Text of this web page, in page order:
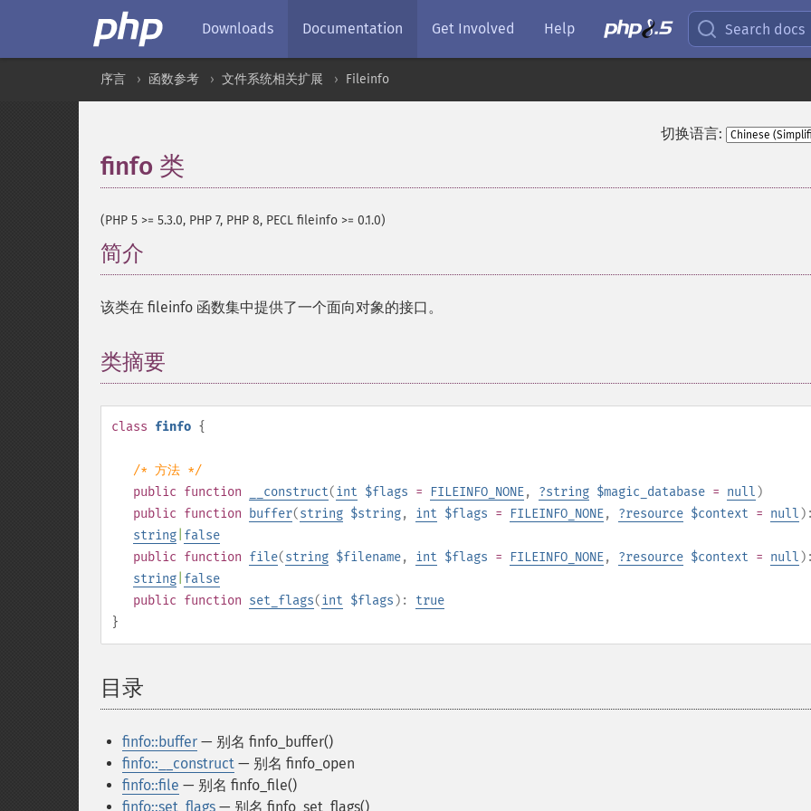
Downloads Documentation Get Involved Help Search docs
序言 函数参考 文件系统相关扩展 Fileinfo
切换语言:
finfo 类
(PHP 5 >= 5.3.0, PHP 7, PHP 8, PECL fileinfo >= 0.1.0)
简介
该类在 fileinfo 函数集中提供了一个面向对象的接口。
类摘要
class finfo {
/* 方法 */
public function __construct(int $flags = FILEINFO_NONE, ?string $magic_database = null )
public function buffer(string $string, int $flags = FILEINFO_NONE, ?resource $context = null
string false
public function file(string $filename, int $flags = FILEINFO_NONE, ?resource $context = null
string false
public function set_flags(int $flags ): true
}
目录
finfo::buffer — 别名 finfo_buffer()
finfo::__construct — 别名 finfo_open
finfo::file — 别名 finfo_file()
finfo::set_flags — 别名 finfo_set_flags()